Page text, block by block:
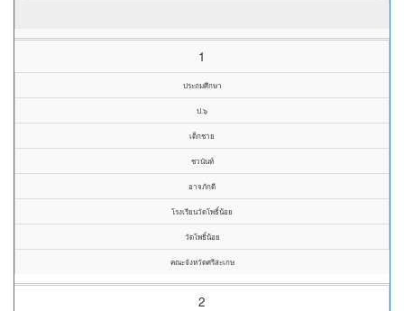
1
ประถมศึกษา
ป.๖
เด็กชาย
ชวนันท์
อาจภักดี
โรงเรียนวัดโพธิ์น้อย
วัดโพธิ์น้อย
คณะจังหวัดศรีสะเกษ
2